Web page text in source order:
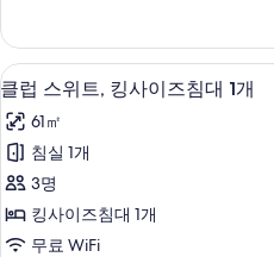
사
진
모
두
보
기
즈
침
대
개
자
세
히
보
기
클
럽
스
위
트,
킹
7
클럽 스위트, 킹사이즈침대 1개
61㎡
침실 1개
3명
킹사이즈침대 1개
무료 WiFi